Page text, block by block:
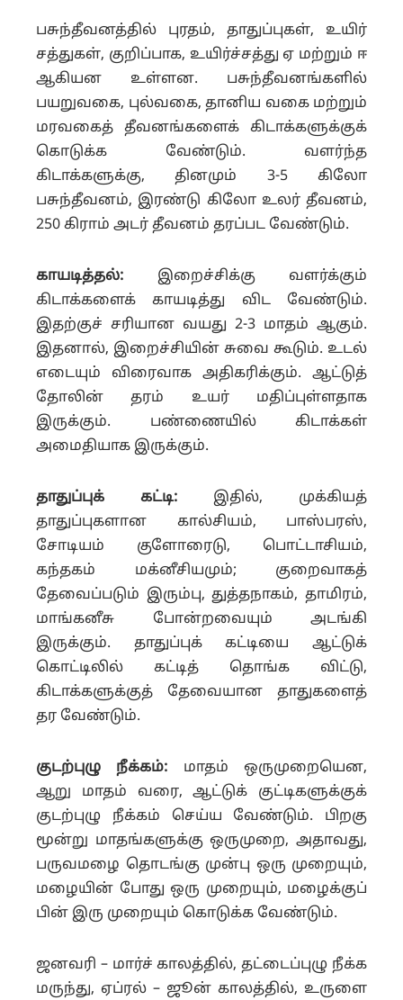
பசுந்தீவனத்தில் புரதம், தாதுப்புகள், உயிர்
சத்துகள், குறிப்பாக, உயிர்ச்சத்து ஏ மற்றும் ஈ
ஆகியன உள்ளன. பசுந்தீவனங்களில்
பயறுவகை, புல்வகை, தானிய வகை மற்றும்
மரவகைத் தீவனங்களைக் கிடாக்களுக்குக்
கொடுக்க வேண்டும். வளர்ந்த
கிடாக்களுக்கு, தினமும் 3-5 கிலோ
பசுந்தீவனம், இரண்டு கிலோ உலர் தீவனம்,
250 கிராம் அடர் தீவனம் தரப்பட வேண்டும்.
காயடித்தல்: இறைச்சிக்கு வளர்க்கும்
கிடாக்களைக் காயடித்து விட வேண்டும்.
இதற்குச் சரியான வயது 2-3 மாதம் ஆகும்.
இதனால், இறைச்சியின் சுவை கூடும். உடல்
எடையும் விரைவாக அதிகரிக்கும். ஆட்டுத்
தோலின் தரம் உயர் மதிப்புள்ளதாக
இருக்கும். பண்ணையில் கிடாக்கள்
அமைதியாக இருக்கும்.
தாதுப்புக் கட்டி: இதில், முக்கியத்
தாதுப்புகளான கால்சியம், பாஸ்பரஸ்,
சோடியம் குளோரைடு, பொட்டாசியம்,
கந்தகம் மக்னீசியமும்; குறைவாகத்
தேவைப்படும் இரும்பு, துத்தநாகம், தாமிரம்,
மாங்கனீசு போன்றவையும் அடங்கி
இருக்கும். தாதுப்புக் கட்டியை ஆட்டுக்
கொட்டிலில் கட்டித் தொங்க விட்டு,
கிடாக்களுக்குத் தேவையான தாதுகளைத்
தர வேண்டும்.
குடற்புழு நீக்கம்: மாதம் ஒருமுறையென,
ஆறு மாதம் வரை, ஆட்டுக் குட்டிகளுக்குக்
குடற்புழு நீக்கம் செய்ய வேண்டும். பிறகு
மூன்று மாதங்களுக்கு ஒருமுறை, அதாவது,
பருவமழை தொடங்கு முன்பு ஒரு முறையும்,
மழையின் போது ஒரு முறையும், மழைக்குப்
பின் இரு முறையும் கொடுக்க வேண்டும்.
ஜனவரி – மார்ச் காலத்தில், தட்டைப்புழு நீக்க
மருந்து, ஏப்ரல் – ஜூன் காலத்தில், உருளை